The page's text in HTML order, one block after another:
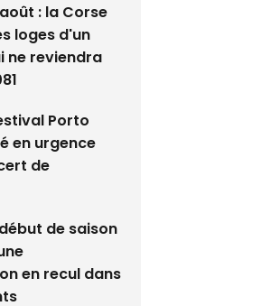
: la Corse
loges d'un
ne reviendra
Porto
en urgence
de
de saison
en recul dans